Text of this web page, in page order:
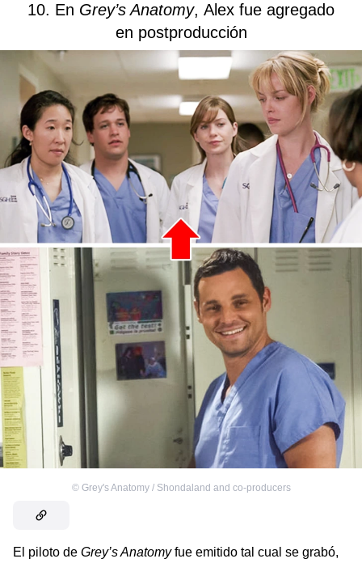
10. En Grey’s Anatomy, Alex fue agregado
en postproducción
© Grey's Anatomy / Shondaland and co-producers
El piloto de Grey’s Anatomyfue emitido tal cual se grabó,